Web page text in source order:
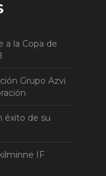
a la Copa de
Grupo Azvi
éxito de su
IF